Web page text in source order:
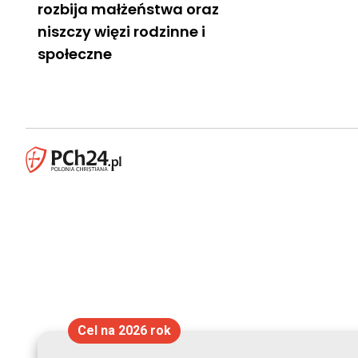
rozbija małżeństwa oraz
niszczy więzi rodzinne i
społeczne
Cel na 2026 rok